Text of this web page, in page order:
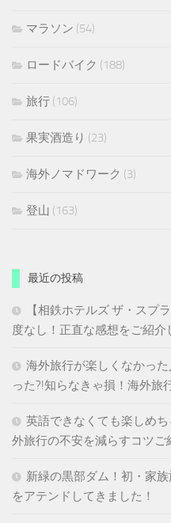
マラソン (54)
ロードバイク (188)
旅行 (106)
果実酒造り (23)
海外ノマドワーク (3)
登山 (163)
最近の投稿
【相鉄ホテルズ ザ・スプ
度なし！正直な感想をご紹介
海外旅行が楽しくなかっ
った?!知らなきゃ損！海外旅
英語できなくても楽しめ
外旅行の不安を減らすコツご
新緑の黒部ダム！初・家
をアテンドしてきました！